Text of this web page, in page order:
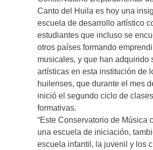
Canto del Huila es hoy una
escuela de desarrollo artístico
estudiantes que incluso se
otros países formando
musicales, y que han adquirido
artísticas en esta institución de
huilenses, que durante el mes
inició el segundo ciclo de clases
formativas.
“Este Conservatorio de Música
una escuela de iniciación,
escuela infantil, la juvenil y los